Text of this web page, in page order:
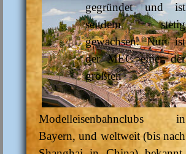
gegründet und ist
seitdem stetig
gewachsen. Nun ist
der MEC einer der
größten
Modelleisenbahnclubs in
Bayern, und weltweit (bis nach